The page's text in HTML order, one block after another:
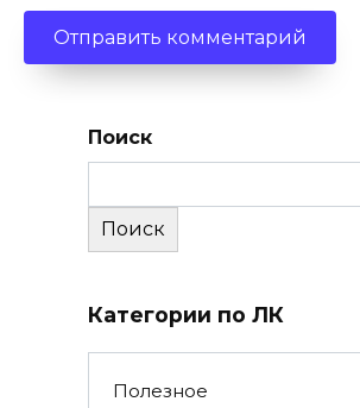
Поиск
Поиск
Категории по ЛК
Полезное